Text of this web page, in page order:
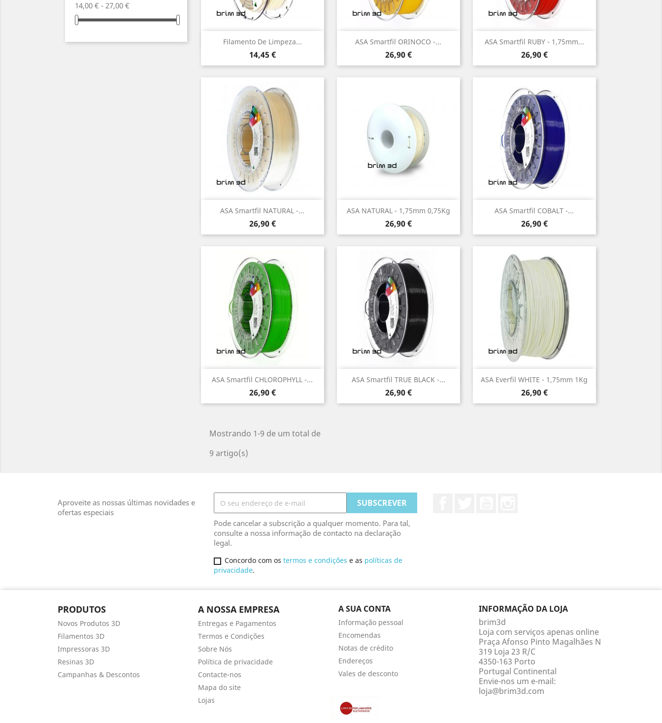
14,00 € - 27,00 €
Filamento De Limpeza...
Preço
14,45 €
Vista rápida ASA Smartfil ORINOCO -...
Preço
26,90 €
Vista rápida ASA Smartfil RUBY - 1,75mm...
Preço
26,90 €
Vista rápida
ASA Smartfil NATURAL -...
Preço
26,90 €
Vista rápida ASA NATURAL - 1,75mm 0,75Kg
Preço
26,90 €
Vista rápida ASA Smartfil COBALT -...
Preço
26,90 €
Vista rápida
ASA Smartfil CHLOROPHYLL -...
Preço
26,90 €
Vista rápida ASA Smartfil TRUE BLACK -...
Preço
26,90 €
Vista rápida ASA Everfil WHITE - 1,75mm 1Kg
Preço
26,90 €
 Vista rápida
Mostrando 1-9 de um total de
9 artigo(s)
Aproveite as nossas últimas novidades e
ofertas especiais
Pode cancelar a subscrição a qualquer momento. Para tal,
consulte a nossa informação de contacto na declaração
legal.
Concordo com os termos e condições e as políticas de
privacidade.
PRODUTOS
Novos Produtos 3D
Filamentos 3D
Impressoras 3D
Resinas 3D
Campanhas & Descontos
A NOSSA EMPRESA
Entregas e Pagamentos
Termos e Condições
Sobre Nós
Política de privacidade
Contacte-nos
Mapa do site
Lojas
A SUA CONTA
Informação pessoal
Encomendas
Notas de crédito
Endereços
Vales de desconto
INFORMAÇÃO DA LOJA
brim3d
Loja com serviços apenas online
Praça Afonso Pinto Magalhães N
319 Loja 23 R/C
4350-163 Porto
Portugal Continental
Envie-nos um e-mail:
loja@brim3d.com